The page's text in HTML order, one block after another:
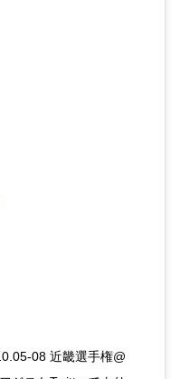
08 近畿選手権@